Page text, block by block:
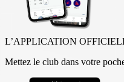
L’APPLICATION
Mettez le club dans votre